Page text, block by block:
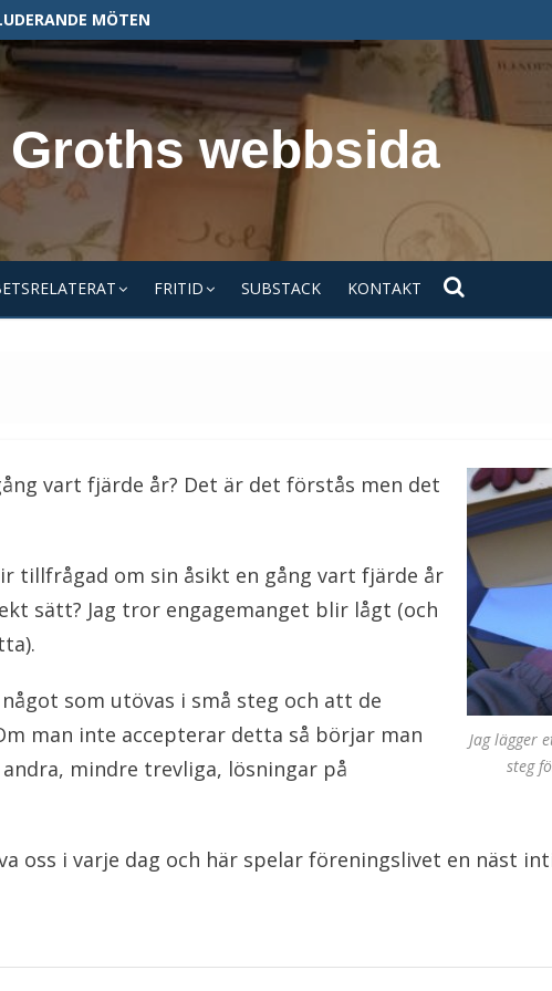
MÖTEN
webbsida
FRITID SUBSTACK KONTAKT
Jag lägger
steg
vart fjärde år? Det är det förstås men det
tillfrågad om sin åsikt en gång vart fjärde år
sätt? Jag tror engagemanget blir lågt (och
som utövas i små steg och att de
man inte accepterar detta så börjar man
mindre trevliga, lösningar på
oss i varje dag och här spelar föreningslivet en näst